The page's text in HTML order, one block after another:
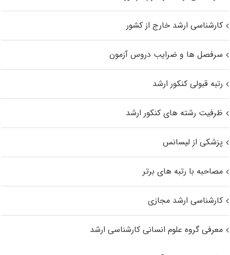
کارشناسی ارشد خارج از کشور
سرفصل ها و ضرایب دروس آزمون
رتبه قبولی کنکور ارشد
ظرفیت رشته های کنکور ارشد
پزشکی از لیسانس
مصاحبه با رتبه های برتر
کارشناسی ارشد مجازی
معرفی گروه علوم انسانی کارشناسی ارشد